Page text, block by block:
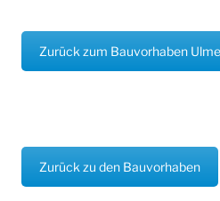
Zurück zum Bauvorhaben
Zurück zu den Bauvorhaben